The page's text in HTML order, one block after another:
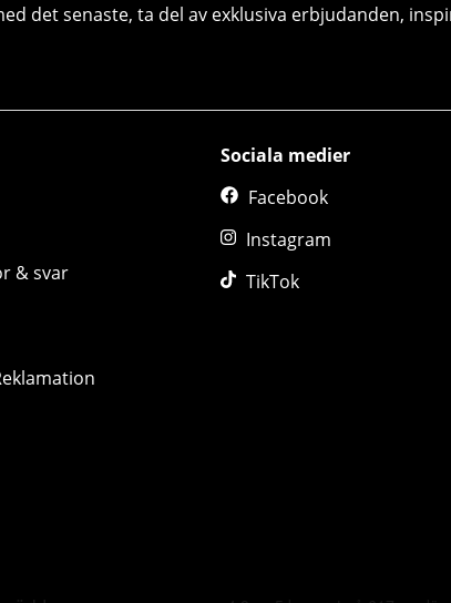
det senaste, ta del av exklusiva erbjudanden,
& svar
Sociala medier
Facebook
Instagram
TikTok